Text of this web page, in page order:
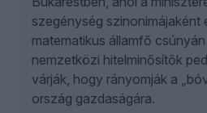
szegénység szinonimájaként
matematikus államfő
nemzetközi hitelminősítők
várják, hogy rányomják a
ország gazdaságára.